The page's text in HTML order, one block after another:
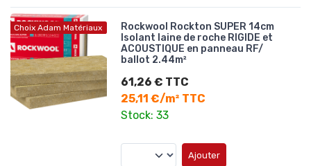
Choix Adam Matériaux
Rockwool Rockton SUPER 14cm
Isolant laine de roche RIGIDE et
ACOUSTIQUE en panneau RF/
ballot 2.44m²
61,26 € TTC
25,11 €/m² TTC
Stock: 33
Ajouter